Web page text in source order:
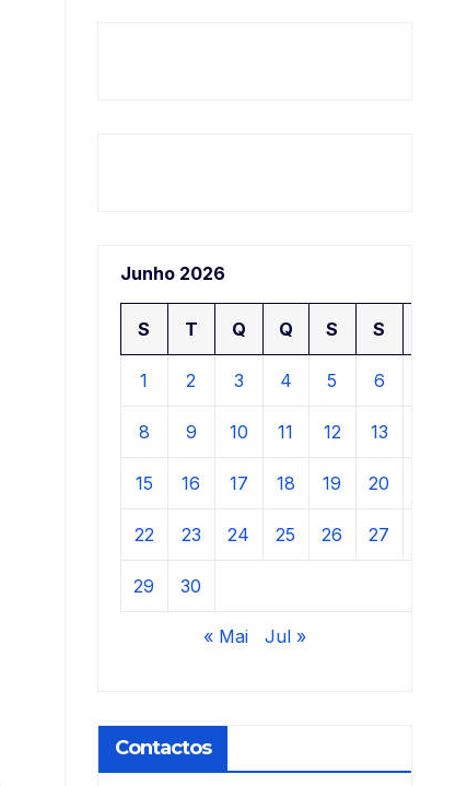
Junho 2026
S T Q Q S S
1 2 3 4 5 6
8 9 10 11 12 13
15 16 17 18 19 20
22 23 24 25 26 27
29 30
« Mai Jul »
Contactos